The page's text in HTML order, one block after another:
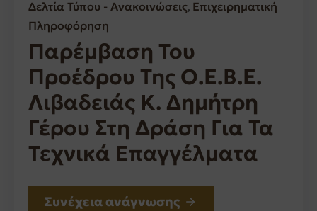
Δελτία Τύπου - Ανακοινώσεις‚ Επιχειρηματική
Πληροφόρηση
Παρέμβαση Του
Προέδρου Της Ο.Ε.Β.Ε.
Λιβαδειάς Κ. Δημήτρη
Γέρου Στη Δράση Για Τα
Τεχνικά Επαγγέλματα
Συνέχεια ανάγνωσης